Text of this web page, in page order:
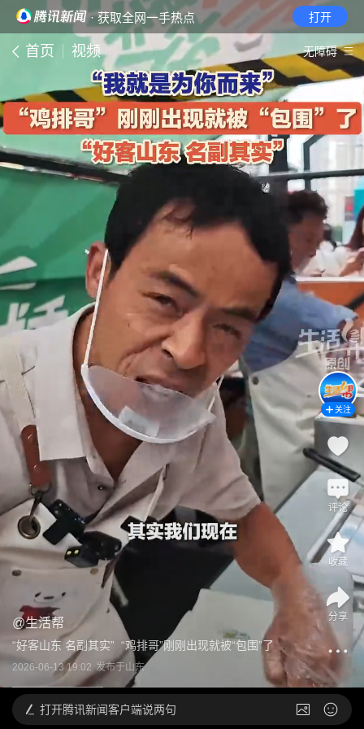
· 获取全网一手热点 打开
首页 视频 无障碍
@生活帮
“好客山东 名副其实”  “鸡排哥”刚刚出现就被“包围”了
2026-06-13 19:02 发布于山东
关注
评论
收藏
分享
打开腾讯新闻客户端说两句